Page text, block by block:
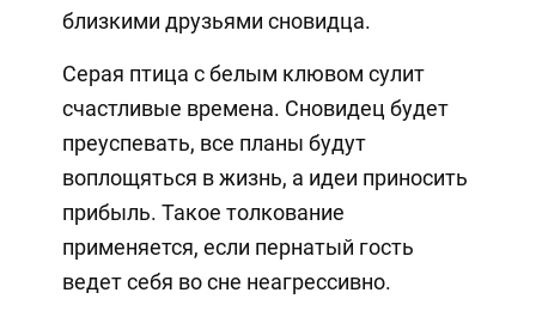
близкими друзьями сновидца.
Серая птица с белым клювом сулит
счастливые времена. Сновидец будет
преуспевать, все планы будут
воплощяться в жизнь, а идеи приносить
прибыль. Такое толкование
применяется, если пернатый гость
ведет себя во сне неагрессивно.